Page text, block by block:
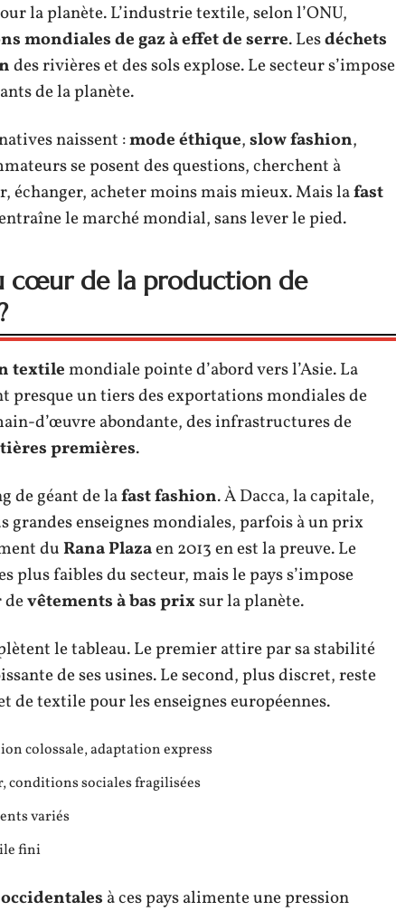
la planète. L’industrie textile, selon l’ONU,
mondiales de gaz à effet de serre. Lesdéchets
des rivières et des sols explose. Le secteur s’impose
de la planète.
naissent :mode éthique,slow fashion,
se posent des questions, cherchent à
échanger, acheter moins mais mieux. Mais lafast
le marché mondial, sans lever le pied.
cœur de la production de
textilemondiale pointe d’abord vers l’Asie. La
presque un tiers des exportations mondiales de
d’œuvre abondante, des infrastructures de
premières.
de géant de lafast fashion. À Dacca, la capitale,
enseignes mondiales, parfois à un prix
duRana Plazaen 2013 en est la preuve. Le
plus faibles du secteur, mais le pays s’impose
devêtements à bas prixsur la planète.
le tableau. Le premier attire par sa stabilité
de ses usines. Le second, plus discret, reste
de textile pour les enseignes européennes.
colossale, adaptation express
conditions sociales fragilisées
variés
fini
à ces pays alimente une pression